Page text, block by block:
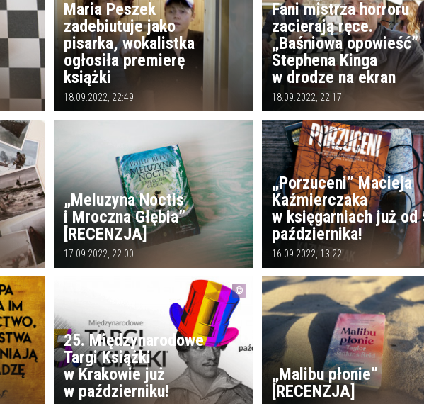
Maria Peszek
zadebiutuje jako
pisarka, wokalistka
ogłosiła premierę
książki
18.09.2022, 22:49
Fani mistrza horroru
zacierają ręce.
„Baśniowa opowieść”
Stephena Kinga
w drodze na ekran
18.09.2022, 22:17
„Meluzyna Noctis
i Mroczna Głębia”
[RECENZJA]
17.09.2022, 22:00
„Porzuceni” Macieja
Kaźmierczaka
w księgarniach już od
października!
16.09.2022, 13:22
25. Międzynarodowe
Targi Książki
w Krakowie już
w październiku!
„Malibu płonie”
[RECENZJA]